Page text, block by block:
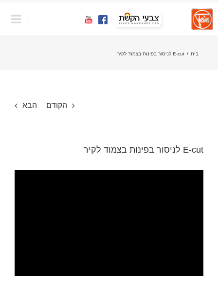
בית / E-cut לניסור בפינות בצמוד לקיר
הקודם הבא
E-cut לניסור בפינות בצמוד לקיר